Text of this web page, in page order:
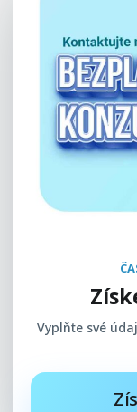
Vyplňte své